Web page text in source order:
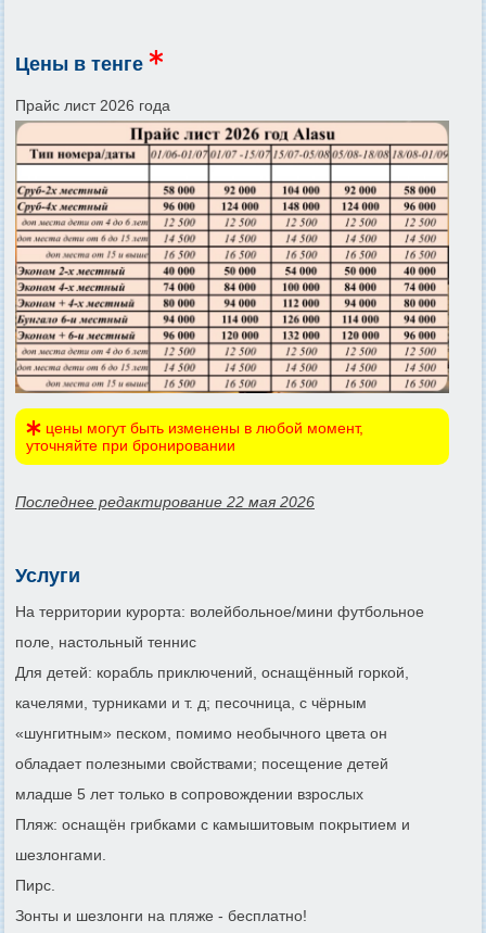
Цены в тенге
Прайс лист 2026 года
цены могут быть изменены в любой момент,
уточняйте при бронировании
Последнее редактирование 22 мая 2026
Услуги
На территории курорта: волейбольное/мини футбольное
поле, настольный теннис
Для детей: корабль приключений, оснащённый горкой,
качелями, турниками и т. д; песочница, с чёрным
«шунгитным» песком, помимо необычного цвета он
обладает полезными свойствами; посещение детей
младше 5 лет только в сопровождении взрослых
Пляж: оснащён грибками с камышитовым покрытием и
шезлонгами.
Пирс.
Зонты и шезлонги на пляже - бесплатно!